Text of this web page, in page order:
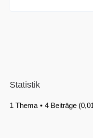
Statistik
1 Thema 4 Beiträge